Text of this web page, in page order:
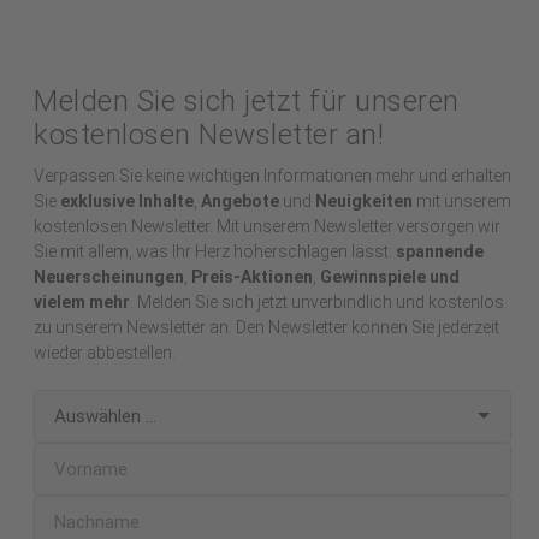
Melden Sie sich jetzt für unseren
kostenlosen Newsletter an!
Verpassen Sie keine wichtigen Informationen mehr und erhalten
Sie exklusive Inhalte, Angebote und Neuigkeiten mit unserem
kostenlosen Newsletter. Mit unserem Newsletter versorgen wir
Sie mit allem, was Ihr Herz höherschlagen lässt: spannende
Neuerscheinungen, Preis-Aktionen, Gewinnspiele und
vielem mehr . Melden Sie sich jetzt unverbindlich und kostenlos
zu unserem Newsletter an. Den Newsletter können Sie jederzeit
wieder abbestellen.